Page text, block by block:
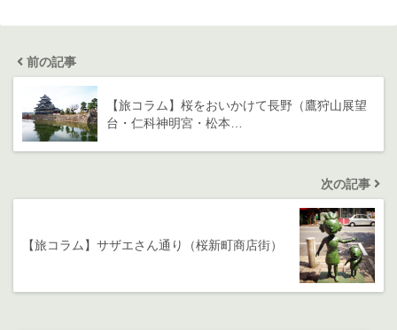
前の記事
【旅コラム】桜をおいかけて長野（鷹狩山展望
台・仁科神明宮・松本…
次の記事
【旅コラム】サザエさん通り（桜新町商店街）